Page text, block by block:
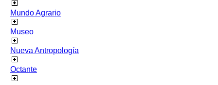
Mundo Agrario
Museo
Nueva Antropología
Octante